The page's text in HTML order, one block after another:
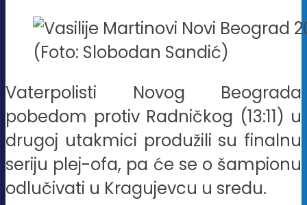
(Foto: Slobodan Sandić)
Vaterpolisti Novog Beograda
pobedom protiv Radničkog (13:11) u
drugoj utakmici produžili su finalnu
seriju plej-ofa, pa će se o šampionu
odlučivati u Kragujevcu u sredu.